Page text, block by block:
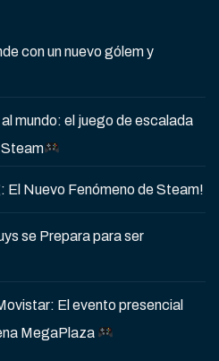
con un nuevo gólem y
mundo: el juego de escalada
El Nuevo Fenómeno de Steam!
se Prepara para ser
El evento presencial
MegaPlaza